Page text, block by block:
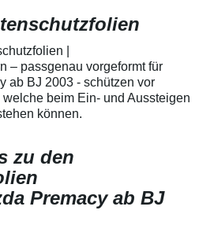
150 µmSchützt
Lack in der
Fingenägel
bestmöglichem
Kratzer und
|
– passgenau vorgeformt für
ab BJ 2003 - schützen vor
beim Ein- und Aussteigen
können.
zu den
Premacy ab BJ